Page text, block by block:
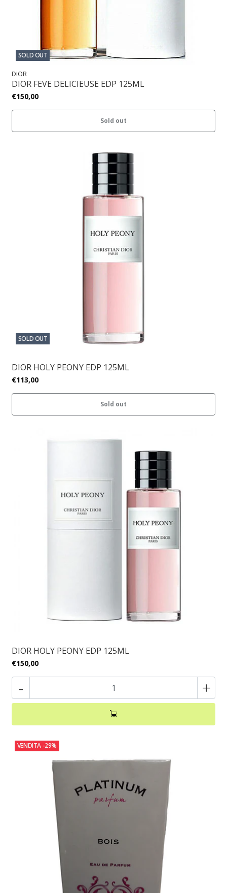
SOLD OUT
DIOR
DIOR FEVE DELICIEUSE EDP 125ML
€150,00
Sold out
SOLD OUT
DIOR HOLY PEONY EDP 125ML
€113,00
Sold out
DIOR HOLY PEONY EDP 125ML
€150,00
- +
VENDITA -29%